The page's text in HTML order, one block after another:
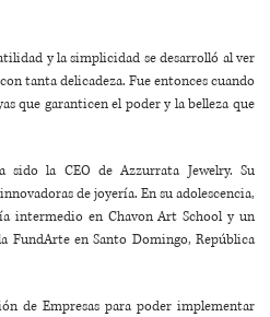
y la simplicidad se desarrolló al ver
tanta delicadeza. Fue entonces cuando
que garanticen el poder y la belleza que
sido la CEO de Azzurrata Jewelry. Su
de joyería. En su adolescencia,
intermedio en Chavon Art School y un
FundArte en Santo Domingo, República
de Empresas para poder implementar